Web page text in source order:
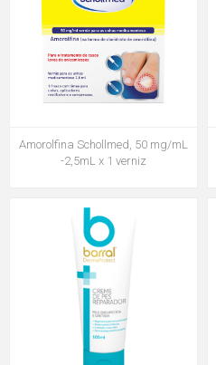
Amorolfina Schollmed, 50 mg/mL
-2,5mL x 1 verniz